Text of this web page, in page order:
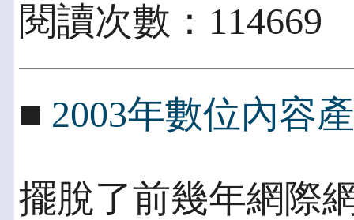
閱讀次數：
■ 2003年數位內容
擺脫了前幾年網際